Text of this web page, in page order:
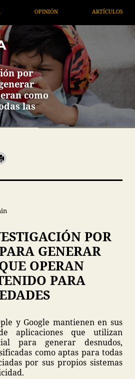
ARTÍCULOS ARTE
por
como
las
POR
GENERAR
OPERAN
PARA
y Google mantienen en sus
aplicaciones que utilizan
para generar desnudos,
como aptas para todas
por sus propios sistemas